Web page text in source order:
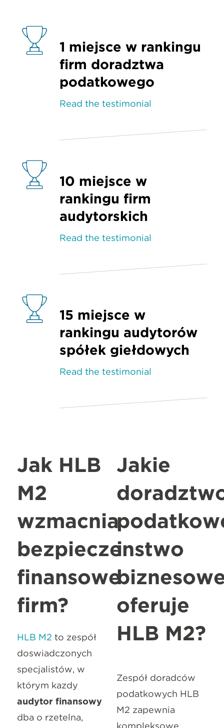
1 miejsce w rankingu
firm doradztwa
podatkowego
Read the testimonial
10 miejsce w
rankingu firm
audytorskich
Read the testimonial
15 miejsce w
rankingu audytorów
spółek giełdowych
Read the testimonial
Jak HLB
M2
wzmacnia
bezpieczeństwo
finansowe
firm?
HLB M2 to zespół
doświadczonych
specjalistów, w
którym każdy
audytor finansowy
dba o rzetelną,
Jakie
i
oferuje
HLB M2?
Zespół doradców
podatkowych HLB
M2 zapewnia
kompleksowe